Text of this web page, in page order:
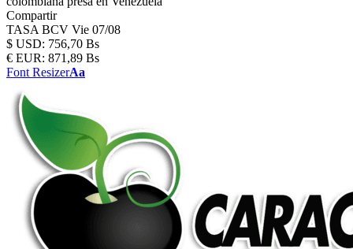
Compartir
TASA BCV Vie 07/08
$ USD: 756,70 Bs
€ EUR: 871,89 Bs
Font ResizerAa